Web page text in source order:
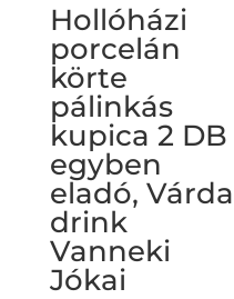
Hollóházi
porcelán
körte
pálinkás
kupica 2 DB
egyben
eladó, Várda
drink
Vanneki
Jókai